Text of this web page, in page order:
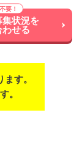
状況を
わせる
す。
。